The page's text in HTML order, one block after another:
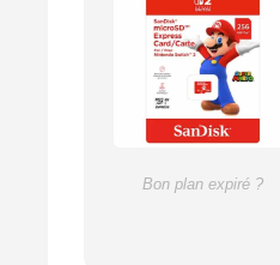
Bon plan expiré ?